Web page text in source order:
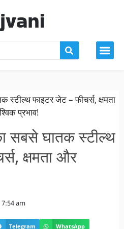
सबसे घातक स्टील्थ
क्षमता और
7:54 am
Telegram WhatsApp